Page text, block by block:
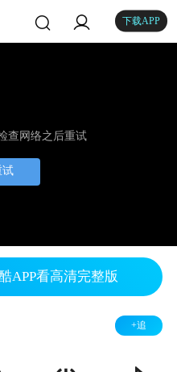
下载APP
查网络之后重试
试
APP看高清完整版
+追